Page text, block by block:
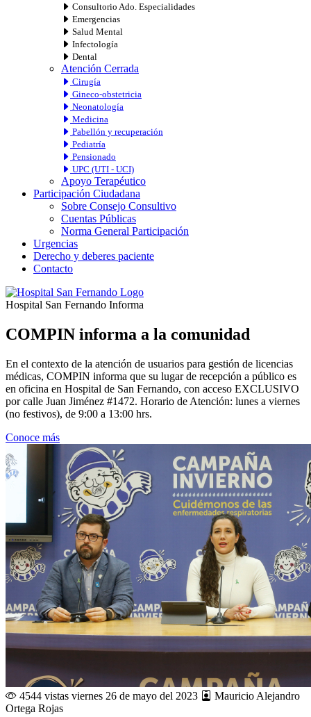
Consultorio Ado. Especialidades
Emergencias
Salud Mental
Infectología
Dental
Atención Cerrada
Cirugía
Gineco-obstetricia
Neonatología
Medicina
Pabellón y recuperación
Pediatría
Pensionado
UPC (UTI - UCI)
Apoyo Terapéutico
Participación Ciudadana
Sobre Consejo Consultivo
Cuentas Públicas
Norma General Participación
Urgencias
Derecho y deberes paciente
Contacto
Hospital San Fernando Informa
COMPIN informa a la comunidad
En el contexto de la atención de usuarios para gestión de licencias
médicas, COMPIN informa que su lugar de recepción a público es
en oficina en Hospital de San Fernando, con acceso EXCLUSIVO
por calle Juan Jiménez #1472. Horario de Atención: lunes a viernes
(no festivos), de 9:00 a 13:00 hrs.
Conoce más
4544 vistas viernes 26 de mayo del 2023
Mauricio Alejandro
Ortega Rojas